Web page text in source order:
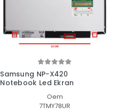
Samsung NP-X420
Notebook Led Ekran
Oem
7TMY78UR